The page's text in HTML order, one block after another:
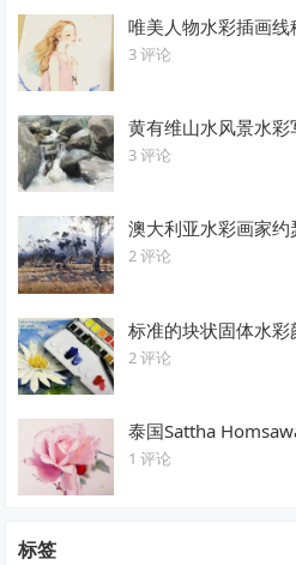
唯美人物水彩插画
3 评论
黄有维山水风景水
3 评论
澳大利亚水彩画家
2 评论
标准的块状固体水彩
2 评论
泰国Sattha
1 评论
标签